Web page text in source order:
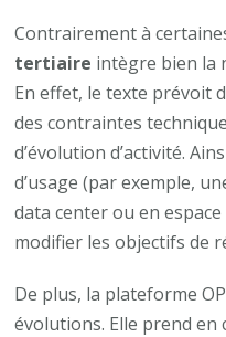
Contrairement à
tertiaire intègre bien la
En effet, le texte prévoit
des contraintes
d’évolution d’activité.
d’usage (par exemple,
data center ou en
modifier les objectifs de
De plus, la plateforme
évolutions. Elle prend en